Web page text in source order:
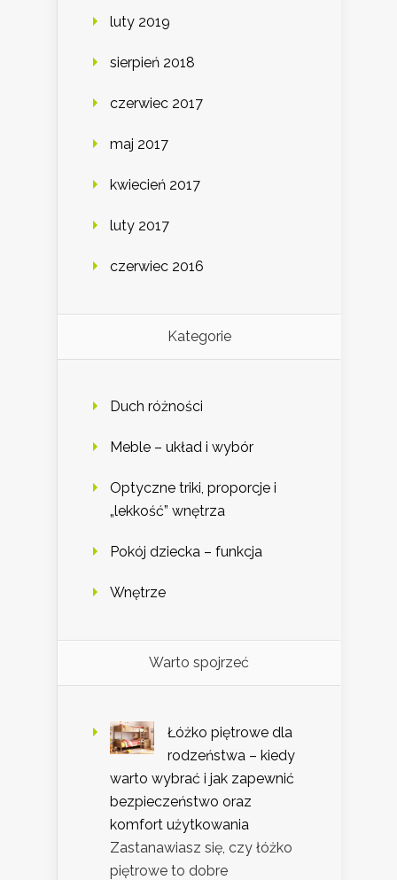
luty 2019
sierpień 2018
czerwiec 2017
maj 2017
kwiecień 2017
luty 2017
czerwiec 2016
Kategorie
Duch różności
Meble – układ i wybór
Optyczne triki, proporcje i
„lekkość” wnętrza
Pokój dziecka – funkcja
Wnętrze
Warto spojrzeć
Łóżko piętrowe dla
rodzeństwa – kiedy
warto wybrać i jak zapewnić
bezpieczeństwo oraz
komfort użytkowania
Zastanawiasz się, czy łóżko
piętrowe to dobre